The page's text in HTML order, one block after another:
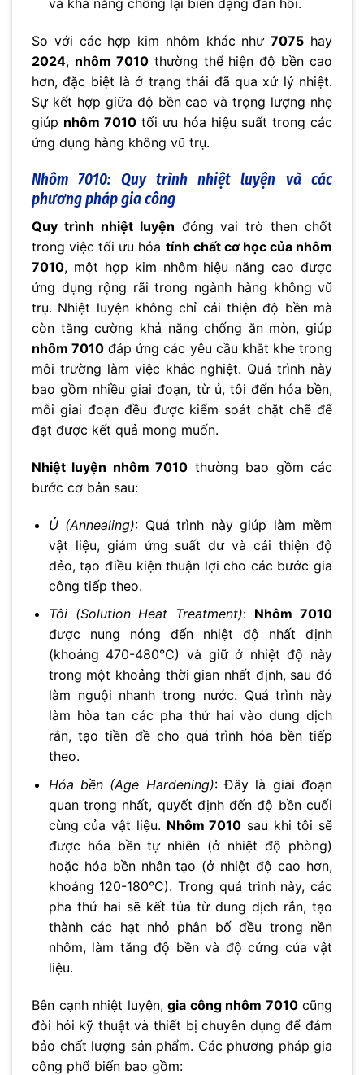
và khả năng chống lại biến dạng đàn hồi.
So với các hợp kim nhôm khác như7075 hay
2024, nhôm 7010thường thể hiện độ bền cao
hơn, đặc biệt là ở trạng thái đã qua xử lý nhiệt.
Sự kết hợp giữa độ bền cao và trọng lượng nhẹ
giúp nhôm 7010 tối ưu hóa hiệu suất trong các
ứng dụng hàng không vũ trụ.
Nhôm 7010: Quy trình nhiệt luyện và các
phương pháp gia công
Quy trình nhiệt luyện đóng vai trò then chốt
trong việc tối ưu hóa tính chất cơ học của nhôm
7010, một hợp kim nhôm hiệu năng cao được
ứng dụng rộng rãi trong ngành hàng không vũ
trụ. Nhiệt luyện không chỉ cải thiện độ bền mà
còn tăng cường khả năng chống ăn mòn, giúp
nhôm 7010 đáp ứng các yêu cầu khắt khe trong
môi trường làm việc khắc nghiệt. Quá trình này
bao gồm nhiều giai đoạn, từ ủ, tôi đến hóa bền,
mỗi giai đoạn đều được kiểm soát chặt chẽ để
đạt được kết quả mong muốn.
Nhiệt luyện nhôm 7010 thường bao gồm các
bước cơ bản sau:
Ủ (Annealing): Quá trình này giúp làm mềm
vật liệu, giảm ứng suất dư và cải thiện độ
dẻo, tạo điều kiện thuận lợi cho các bước gia
công tiếp theo.
Tôi (Solution Heat Treatment): Nhôm 7010
được nung nóng đến nhiệt độ nhất định
(khoảng 470-480°C) và giữ ở nhiệt độ này
trong một khoảng thời gian nhất định, sau đó
làm nguội nhanh trong nước. Quá trình này
làm hòa tan các pha thứ hai vào dung dịch
rắn, tạo tiền đề cho quá trình hóa bền tiếp
theo.
Hóa bền (Age Hardening): Đây là giai đoạn
quan trọng nhất, quyết định đến độ bền cuối
cùng của vật liệu. Nhôm 7010 sau khi tôi sẽ
được hóa bền tự nhiên (ở nhiệt độ phòng)
hoặc hóa bền nhân tạo (ở nhiệt độ cao hơn,
khoảng 120-180°C). Trong quá trình này, các
pha thứ hai sẽ kết tủa từ dung dịch rắn, tạo
thành các hạt nhỏ phân bố đều trong nền
nhôm, làm tăng độ bền và độ cứng của vật
liệu.
Bên cạnh nhiệt luyện, gia công nhôm 7010cũng
đòi hỏi kỹ thuật và thiết bị chuyên dụng để đảm
bảo chất lượng sản phẩm. Các phương pháp gia
công phổ biến bao gồm: